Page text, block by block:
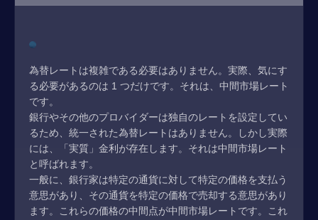
為替レートは複雑である必要はありません。実際、気にす
る必要があるのは 1 つだけです。それは、中間市場レート
です。
銀行やその他のプロバイダーは独自のレートを設定してい
るため、統一された為替レートはありません。しかし実際
には、「実質」金利が存在します。それは中間市場レート
と呼ばれます。
一般に、銀行家は特定の通貨に対して特定の価格を支払う
意思があり、その通貨を特定の価格で売却する意思があり
ます。これらの価格の中間点が中間市場レートです。これ